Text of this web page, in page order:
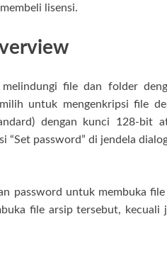
lisensi.
file dan folder
untuk mengenkripsi file
dengan kunci 128-bit
password” di jendela
password untuk membuka
file arsip tersebut, kecuali